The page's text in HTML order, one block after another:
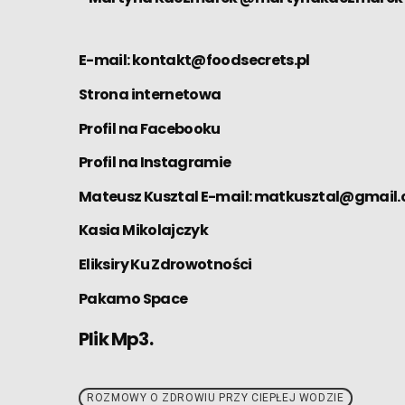
E-mail: kontakt@foodsecrets.pl
Strona internetowa
Profil na Facebooku
Profil na Instagramie
Mateusz Kusztal E-mail:
Kasia Mikolajczyk
Eliksiry Ku Zdrowotności
Pakamo Space
Plik Mp3.
ROZMOWY O ZDROWIU PRZY CIEPŁEJ WODZIE